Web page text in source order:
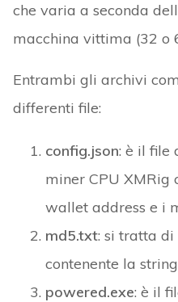
che varia a seconda
macchina vittima (32 o
Entrambi gli archivi
differenti file:
config.json: è il file
miner CPU XMRig
wallet address e i
md5.txt: si tratta di
contenente la
powered.exe: è il